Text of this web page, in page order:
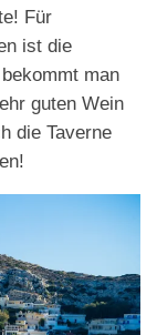
Für
ist die
man
guten Wein
die Taverne